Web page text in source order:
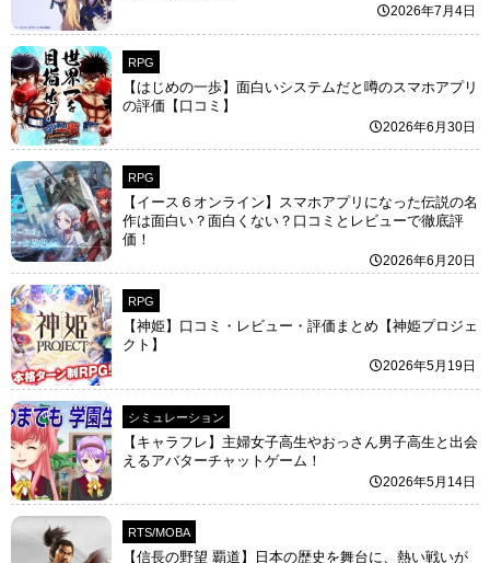
2026年7月4日
RPG
【はじめの一歩】面白いシステムだと噂のスマホアプリ
の評価【口コミ】
2026年6月30日
RPG
【イース６オンライン】スマホアプリになった伝説の名
作は面白い？面白くない？口コミとレビューで徹底評
価！
2026年6月20日
RPG
【神姫】口コミ・レビュー・評価まとめ【神姫プロジェ
クト】
2026年5月19日
シミュレーション
【キャラフレ】主婦女子高生やおっさん男子高生と出会
えるアバターチャットゲーム！
2026年5月14日
RTS/MOBA
【信長の野望 覇道】日本の歴史を舞台に、熱い戦いが